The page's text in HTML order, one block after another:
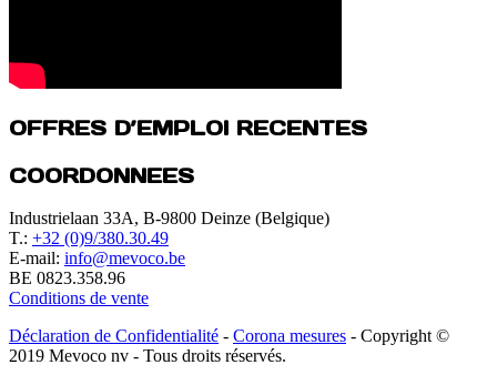
OFFRES D’EMPLOI RECENTES
COORDONNEES
Industrielaan 33A, B-9800 Deinze (Belgique)
T.: +32 (0)9/380.30.49
E-mail: info@mevoco.be
BE 0823.358.96
Conditions de vente
Déclaration de Confidentialité - Corona mesures - Copyright ©
2019 Mevoco nv - Tous droits réservés.